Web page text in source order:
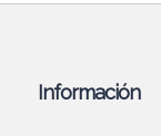
Información